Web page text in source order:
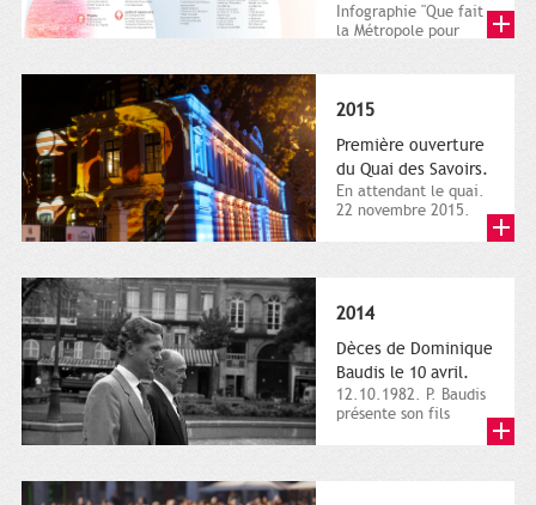
Infographie "Que fait
la Métropole pour
2015
Première ouverture
du Quai des Savoirs.
En attendant le quai.
22 novembre 2015.
2014
Dèces de Dominique
Baudis le 10 avril.
12.10.1982. P. Baudis
présente son fils